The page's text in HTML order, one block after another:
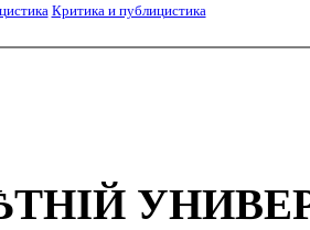
Критика и публицистика